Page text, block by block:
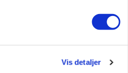
Vis detaljer